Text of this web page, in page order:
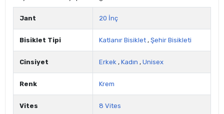
Jant 20 İnç
Bisiklet Tipi Katlanır Bisiklet , Şehir Bisikleti
Cinsiyet Erkek , Kadın , Unisex
Renk Krem
Vites 8 Vites